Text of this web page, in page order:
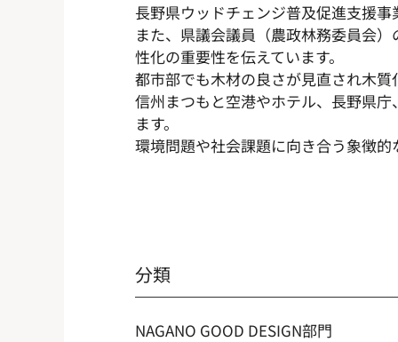
長野県ウッドチェンジ普及促進支援
また、県議会議員（農政林務委員会
性化の重要性を伝えています。
都市部でも木材の良さが見直され木
信州まつもと空港やホテル、長野県
ます。
環境問題や社会課題に向き合う象徴
分類
NAGANO GOOD DESIGN部門